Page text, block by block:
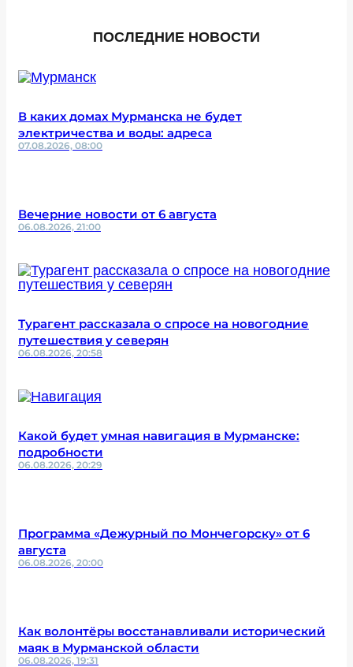
ПОСЛЕДНИЕ НОВОСТИ
В каких домах Мурманска не будет
электричества и воды: адреса
07.08.2026, 08:00
Вечерние новости от 6 августа
06.08.2026, 21:00
Турагент рассказала о спросе на новогодние
путешествия у северян
06.08.2026, 20:58
Какой будет умная навигация в Мурманске:
подробности
06.08.2026, 20:29
Программа «Дежурный по Мончегорску» от 6
августа
06.08.2026, 20:00
Как волонтёры восстанавливали исторический
маяк в Мурманской области
06.08.2026, 19:31